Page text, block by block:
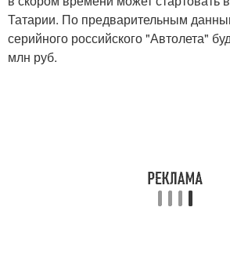
Татарии. По предварительным
серийного российского "Автолета"
млн руб.